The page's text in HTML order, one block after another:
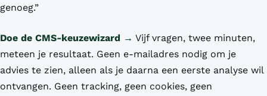
genoeg.”
Doe de CMS-keuzewizard → Vijf vragen, twee minuten,
meteen je resultaat. Geen e-mailadres nodig om je
advies te zien, alleen als je daarna een eerste analyse wil
ontvangen. Geen tracking, geen cookies, geen